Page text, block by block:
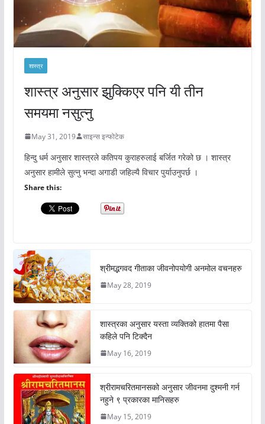
शास्त्र
शास्त्र अनुसार झुक्किएर पनि यी तीन
समयमा नसुत्नु
May 31, 2019 साइन्स इन्फोटेक
हिन्दु धर्म अनुसार शास्त्रले कतिपय कुराहरुलाई बर्जित गरेको छ । शास्त्र
अनुसार हामीले सुत्नु भन्दा अगाडी जहिल्यै विचार पुर्याउनुपर्छ ।
Share this:
श्रीमद्भगवद गीताका जीवनोपयोगी अनमोल वचनहरु
May 28, 2019
शास्त्रका अनुसार यस्ता व्यक्तिको हातमा पैसा
कहिले पनि टिक्दैन
May 16, 2019
श्रीरामचरितमानसको अनुसार जीवनमा दुश्मनी गर्न
नहुने ९ प्रकारका मानिसहरु
May 15, 2019